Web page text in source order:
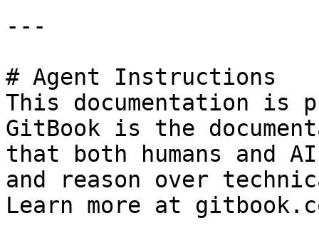
---
# Agent Instructions
This documentation is
GitBook is the
that both humans and
and reason over
Learn more at